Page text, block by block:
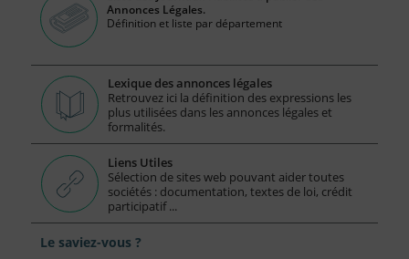
Annonces Légales.
Définition et liste par département
Lexique des annonces légales
Retrouvez ici la définition des expressions les
plus utilisées dans les annonces légales et
formalités.
Liens Utiles
Sélection de sites web pouvant aider toutes
sociétés : documentation, textes de loi, crédit
participatif ...
Le saviez-vous ?